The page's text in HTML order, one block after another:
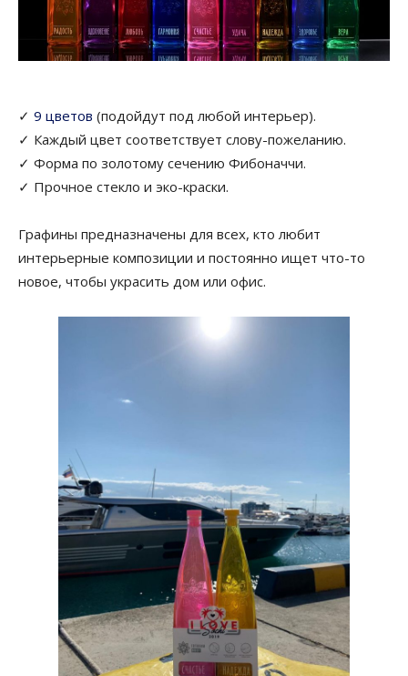
✓ 9 цветов (подойдут под любой интерьер).
✓ Каждый цвет соответствует слову-пожеланию.
✓ Форма по золотому сечению Фибоначчи.
✓ Прочное стекло и эко-краски.
Графины предназначены для всех, кто любит
интерьерные композиции и постоянно ищет что-то
новое, чтобы украсить дом или офис.